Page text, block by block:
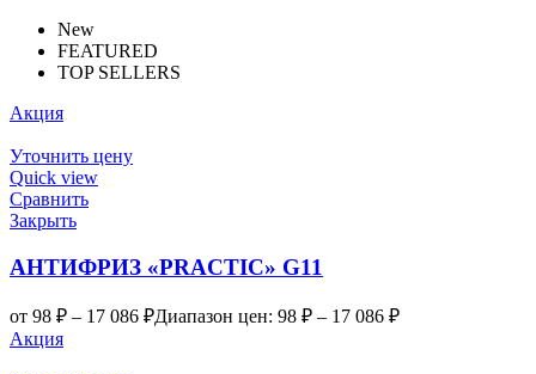
New
FEATURED
TOP SELLERS
Акция
Уточнить цену
Quick view
Сравнить
Закрыть
АНТИФРИЗ «PRACTIC» G11
от 98 ₽ – 17 086 ₽Диапазон цен: 98 ₽ – 17 086 ₽
Акция